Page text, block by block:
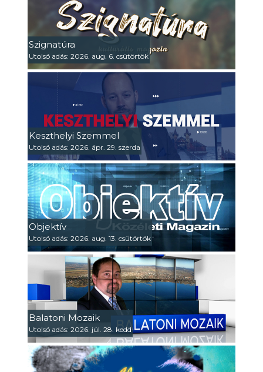
Szignatúra
Utolsó adás: 2026. aug. 6. csütörtök
Keszthelyi Szemmel
Utolsó adás: 2026. ápr. 29. szerda
Objektív
Utolsó adás: 2026. aug. 13. csütörtök
Balatoni Mozaik
Utolsó adás: 2026. júl. 28. kedd